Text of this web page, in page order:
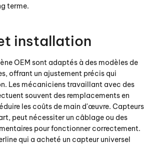
terme.
installation
OEM sont adaptés à des modèles de
offrant un ajustement précis qui
Les mécaniciens travaillant avec des
souvent des remplacements en
les coûts de main d'œuvre. Capteurs
peut nécessiter un câblage ou des
pour fonctionner correctement.
qui a acheté un capteur universel